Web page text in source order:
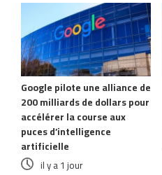
Google pilote une alliance de
200 milliards de dollars pour
accélérer la course aux
puces d’intelligence
artificielle
il y a 1 jour